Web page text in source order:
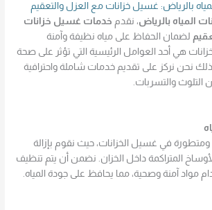
بالرياض: غسيل خزانات مع العزل والتعقيم
المياه بالرياض، نقدم خدمات غسيل خزانات
لضمان الحفاظ على مياه نظيفة وآمنة
هي أحد العوامل الرئيسية التي تؤثر على صحة
لذلك نحن نركز على تقديم خدمات شاملة واحترافية
التلوث والتسربات.
في غسيل الخزانات، حيث نقوم بإزالة
المتراكمة داخل الخزان. نضمن أن يتم تنظيف
مواد آمنة وصحية، مما يحافظ على جودة المياه.